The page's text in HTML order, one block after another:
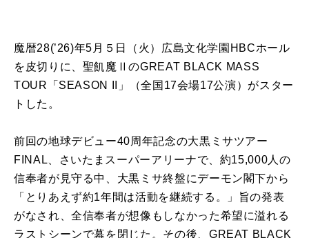
魔暦28(’26)年5月５日（火）広島文化学園HBCホール
を皮切りに、聖飢魔ⅡのGREAT BLACK MASS
TOUR「SEASON II」（全国17会場17公演）がスター
トした。
前回の地球デビュー40周年記念の大黒ミサツアー
FINAL、さいたまスーパーアリーナで、約15,000人の
信奉者が見守る中、大黒ミサ終盤にデーモン閣下から
「とりあえず約1年間は活動を継続する。」旨の発表
がなされ、全信奉者が想像もしなかった希望に溢れる
ラストシーンで幕を閉じた。その後、GREAT BLACK